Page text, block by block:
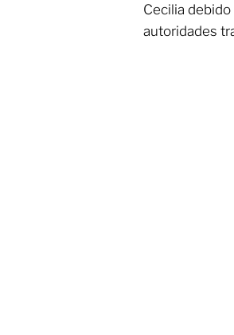
Cecilia
autoridades